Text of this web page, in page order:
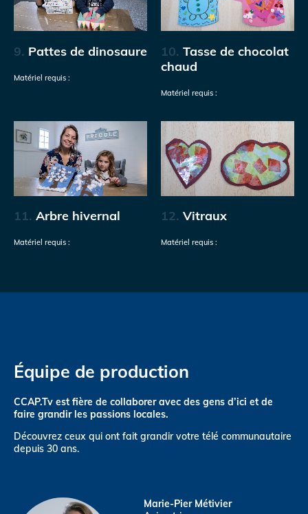
9. Pattes de dinosaure
Matériel requis :
10. Tasse de chocolat
chaud
Matériel requis :
11. Arbre hivernal
Matériel requis :
12. Vitraux
Matériel requis :
Équipe de production
CCAP.Tv est fière de collaborer avec des gens d’ici et de
faire grandir les passions locales.
Découvrez ceux qui ont fait grandir votre télé communautaire
depuis 30 ans.
Marie-Pier Métivier